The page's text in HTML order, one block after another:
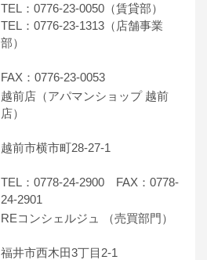
TEL：0776-23-0050（賃貸部）
TEL：0776-23-1313（店舗事業
部）
FAX：0776-23-0053
越前店（アパマンショップ 越前
店）
越前市横市町28-27-1
TEL：0778-24-2900 FAX：0778-
24-2901
REコンシェルジュ （売買部門）
福井市西木田3丁目2-1